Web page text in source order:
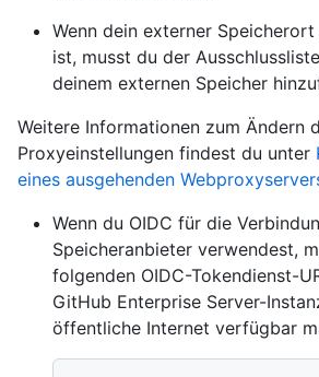
Wenn dein externer
ist, musst du der
deinem externen Speicher
Weitere Informationen zum Ändern
Proxyeinstellungen findest du unter
eines ausgehenden
Wenn du OIDC für die
Speicheranbieter verwendest,
folgenden OIDC-Tokendienst-
GitHub Enterprise Server-
öffentliche Internet verfügbar